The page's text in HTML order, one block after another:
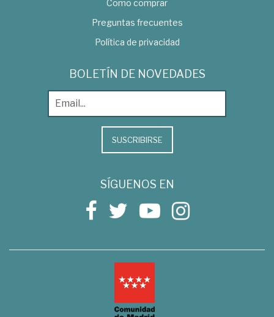
Como comprar
Preguntas frecuentes
Política de privacidad
BOLETÍN DE NOVEDADES
SUSCRIBIRSE
SÍGUENOS EN